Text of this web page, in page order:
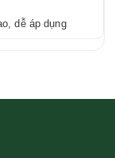
dễ áp dụng